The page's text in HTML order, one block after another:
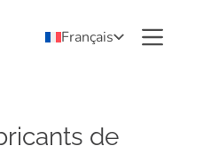
Français
de